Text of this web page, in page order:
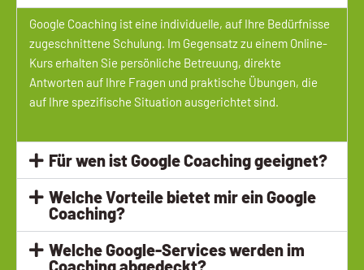
Google Coaching ist eine individuelle, auf Ihre Bedürfnisse
zugeschnittene Schulung. Im Gegensatz zu einem Online-
Kurs erhalten Sie persönliche Betreuung, direkte
Antworten auf Ihre Fragen und praktische Übungen, die
auf Ihre spezifische Situation ausgerichtet sind.
Für wen ist Google Coaching geeignet?
Welche Vorteile bietet mir ein Google
Coaching?
Welche Google-Services werden im
Coaching abgedeckt?